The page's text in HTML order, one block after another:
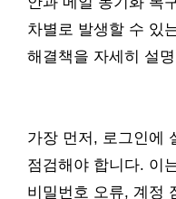
차별로 발생할 수 있
해결책을 자세히 설
가장 먼저, 로그인에
점검해야 합니다. 이
비밀번호 오류, 계정